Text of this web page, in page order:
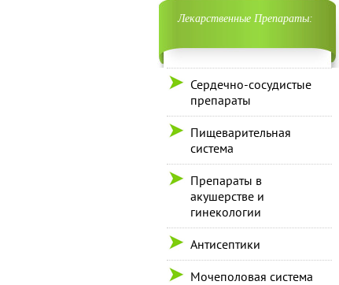
Лекарственные Препараты:
Сердечно-сосудистые
препараты
Пищеварительная
система
Препараты в
акушерстве и
гинекологии
Антисептики
Мочеполовая система